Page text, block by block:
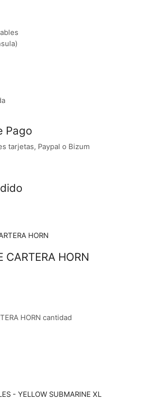
Pago
tarjetas, Paypal o Bizum
CARTERA HORN
HORN cantidad